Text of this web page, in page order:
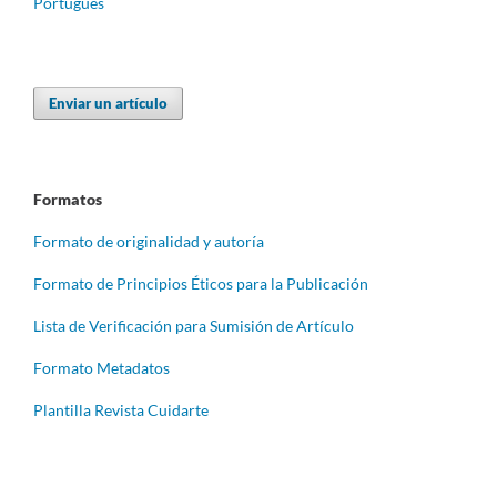
Enviar un artículo
Formatos
Formato de originalidad y autoría
Formato de Principios Éticos para la Publicación
Lista de Verificación para Sumisión de Artículo
Formato Metadatos
Plantilla Revista Cuidarte